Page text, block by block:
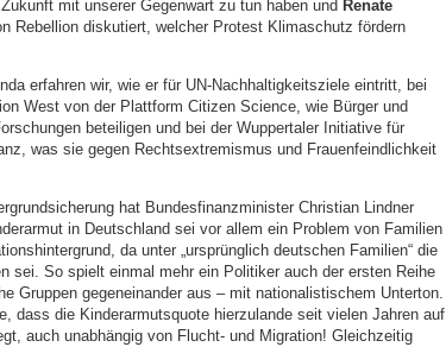
mit unserer Gegenwart zu tun haben und Renate
Rebellion diskutiert, welcher Protest Klimaschutz fördern
erfahren wir, wie er für UN-Nachhaltigkeitsziele eintritt, bei
West von der Plattform Citizen Science, wie Bürger und
beteiligen und bei der Wuppertaler Initiative für
was sie gegen Rechtsextremismus und Frauenfeindlichkeit
hat Bundesfinanzminister Christian Lindner
in Deutschland sei vor allem ein Problem von Familien
da unter „ursprünglich deutschen Familien“ die
sei. So spielt einmal mehr ein Politiker auch der ersten Reihe
Gruppen gegeneinander aus – mit nationalistischem Unterton.
dass die Kinderarmutsquote hierzulande seit vielen Jahren auf
auch unabhängig von Flucht- und Migration! Gleichzeitig